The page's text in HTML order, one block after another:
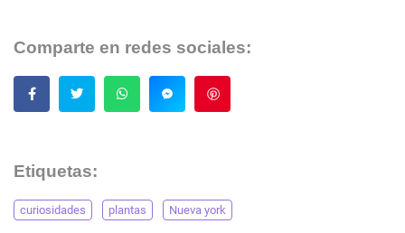
Comparte en redes sociales:
Etiquetas:
curiosidades plantas Nueva york